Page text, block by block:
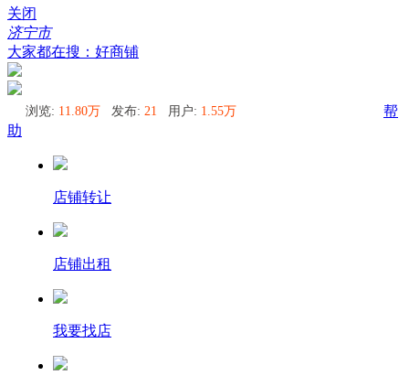
关闭
济宁市
大家都在搜：好商铺
浏览: 11.80万 发布: 21 用户: 1.55万
帮
助
店铺转让
店铺出租
我要找店